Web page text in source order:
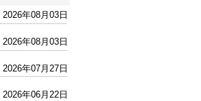
2026年08月03日
2026年08月03日
2026年07月27日
2026年06月22日